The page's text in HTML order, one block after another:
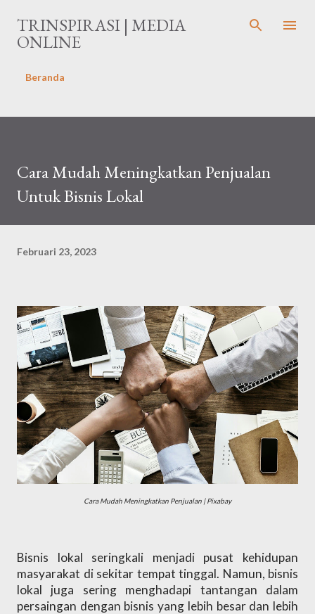
Langsung ke konten utama
TRINSPIRASI | MEDIA
ONLINE
Beranda
Cara Mudah Meningkatkan Penjualan
Untuk Bisnis Lokal
Februari 23, 2023
Cara Mudah Meningkatkan Penjualan | Pixabay
Bisnis lokal seringkali menjadi pusat kehidupan
masyarakat di sekitar tempat tinggal. Namun, bisnis
lokal juga sering menghadapi tantangan dalam
persaingan dengan bisnis yang lebih besar dan lebih